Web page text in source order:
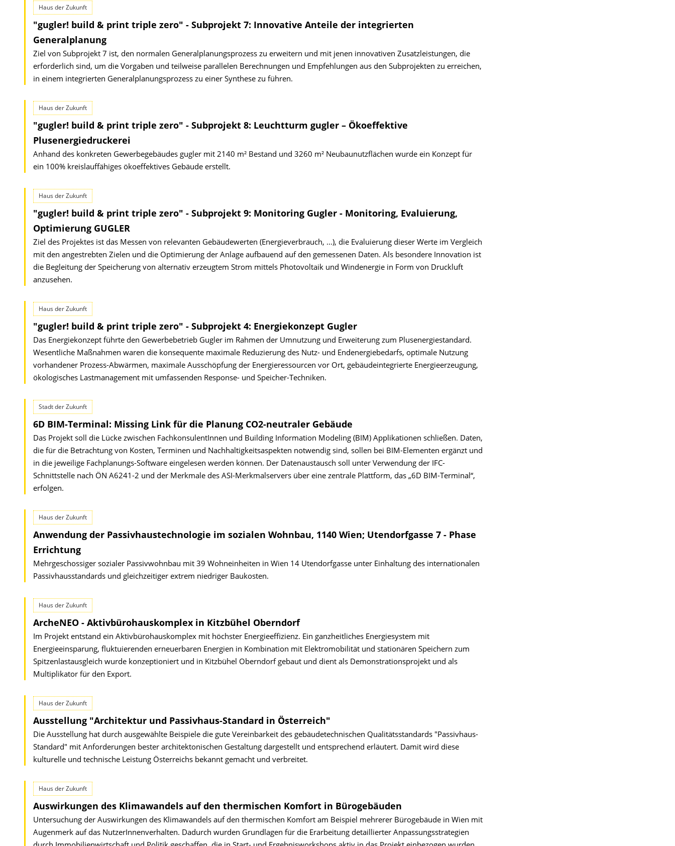
Haus der Zukunft
"gugler! build & print triple zero" - Subprojekt 7: Innovative Anteile der integrierten
Generalplanung
Ziel von Subprojekt 7 ist, den normalen Generalplanungsprozess zu erweitern und mit jenen innovativen Zusatzleistungen, die
erforderlich sind, um die Vorgaben und teilweise parallelen Berechnungen und Empfehlungen aus den Subprojekten zu erreichen,
in einem integrierten Generalplanungsprozess zu einer Synthese zu führen.
Haus der Zukunft
"gugler! build & print triple zero" - Subprojekt 8: Leuchtturm gugler – Ökoeffektive
Plusenergiedruckerei
Anhand des konkreten Gewerbegebäudes gugler mit 2140 m² Bestand und 3260 m² Neubaunutzflächen wurde ein Konzept für
ein 100% kreislauffähiges ökoeffektives Gebäude erstellt.
Haus der Zukunft
"gugler! build & print triple zero" - Subprojekt 9: Monitoring Gugler - Monitoring, Evaluierung,
Optimierung GUGLER
Ziel des Projektes ist das Messen von relevanten Gebäudewerten (Energieverbrauch, ...), die Evaluierung dieser Werte im Vergleich
mit den angestrebten Zielen und die Optimierung der Anlage aufbauend auf den gemessenen Daten. Als besondere Innovation ist
die Begleitung der Speicherung von alternativ erzeugtem Strom mittels Photovoltaik und Windenergie in Form von Druckluft
anzusehen.
Haus der Zukunft
"gugler! build & print triple zero" - Subprojekt 4: Energiekonzept Gugler
Das Energiekonzept führte den Gewerbebetrieb Gugler im Rahmen der Umnutzung und Erweiterung zum Plusenergiestandard.
Wesentliche Maßnahmen waren die konsequente maximale Reduzierung des Nutz- und Endenergiebedarfs, optimale Nutzung
vorhandener Prozess-Abwärmen, maximale Ausschöpfung der Energieressourcen vor Ort, gebäudeinte­grierte Energieerzeugung,
ökologisches Lastmanagement mit umfassen­den Response- und Speicher-Techniken.
Stadt der Zukunft
6D BIM-Terminal: Missing Link für die Planung CO2-neutraler Gebäude
Das Projekt soll die Lücke zwischen FachkonsulentInnen und Building Information Modeling (BIM) Applikationen schließen. Daten,
die für die Betrachtung von Kosten, Terminen und Nachhaltigkeitsaspekten notwendig sind, sollen bei BIM-Elementen ergänzt und
in die jeweilige Fachplanungs-Software eingelesen werden können. Der Datenaustausch soll unter Verwendung der IFC-
Schnittstelle nach ÖN A6241-2 und der Merkmale des ASI-Merkmalservers über eine zentrale Plattform, das „6D BIM-Terminal“,
erfolgen.
Haus der Zukunft
Anwendung der Passivhaustechnologie im sozialen Wohnbau, 1140 Wien; Utendorfgasse 7 - Phase
Errichtung
Mehrgeschossiger sozialer Passivwohnbau mit 39 Wohneinheiten in Wien 14 Utendorfgasse unter Einhaltung des internationalen
Passivhausstandards und gleichzeitiger extrem niedriger Baukosten.
Haus der Zukunft
ArcheNEO - Aktivbürohauskomplex in Kitzbühel Oberndorf
Im Projekt entstand ein Aktivbürohauskomplex mit höchster Energieeffizienz. Ein ganzheitliches Energiesystem mit
Energieeinsparung, fluktuierenden erneuerbaren Energien in Kombination mit Elektromobilität und stationären Speichern zum
Spitzenlastausgleich wurde konzeptioniert und in Kitzbühel Oberndorf gebaut und dient als Demonstrationsprojekt und als
Multiplikator für den Export.
Haus der Zukunft
Ausstellung "Architektur und Passivhaus-Standard in Österreich"
Die Ausstellung hat durch ausgewählte Beispiele die gute Vereinbarkeit des gebäudetechnischen Qualitätsstandards "Passivhaus-
Standard" mit Anforderungen bester architektonischen Gestaltung dargestellt und entsprechend erläutert. Damit wird diese
kulturelle und technische Leistung Österreichs bekannt gemacht und verbreitet.
Haus der Zukunft
Auswirkungen des Klimawandels auf den thermischen Komfort in Bürogebäuden
Untersuchung der Auswirkungen des Klimawandels auf den thermischen Komfort am Beispiel mehrerer Bürogebäude in Wien mit
Augenmerk auf das NutzerInnenverhalten. Dadurch wurden Grundlagen für die Erarbeitung detaillierter Anpassungsstrategien